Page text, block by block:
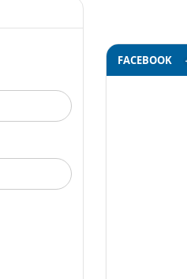
FACEBOOK